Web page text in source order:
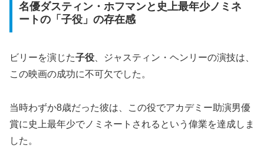
名優ダスティン・ホフマンと史上最年少ノミネ
ートの「子役」の存在感
ビリーを演じた子役 、ジャスティン・ヘンリーの演技は、
この映画の成功に不可欠でした。
当時わずか8歳だった彼は、この役でアカデミー助演男優
賞に史上最年少でノミネートされるという偉業を達成しま
した。